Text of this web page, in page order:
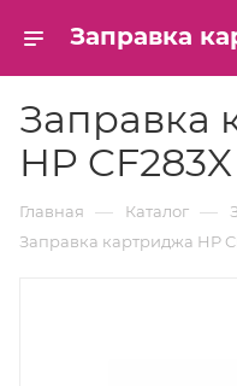
Заправка
HP
Главная — Каталог —
Заправка картриджа HP